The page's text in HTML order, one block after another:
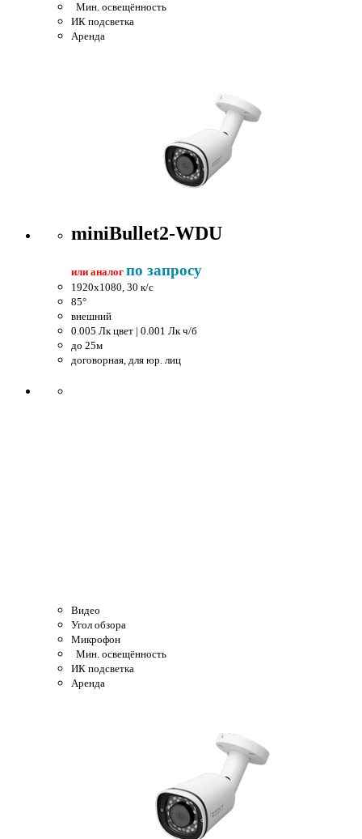
Мин. освещённость
ИК подсветка
Аренда
miniBullet2-WDU
или аналог по запросу
1920x1080, 30 к/c
85°
внешний
0.005 Лк цвет | 0.001 Лк ч/б
до 25м
договорная, для юр. лиц
Видео
Угол обзора
Микрофон
Мин. освещённость
ИК подсветка
Аренда